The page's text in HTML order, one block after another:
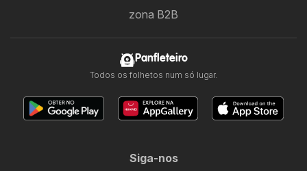
zona B2B
Panfleteiro
Todos os folhetos num só lugar.
Siga-nos